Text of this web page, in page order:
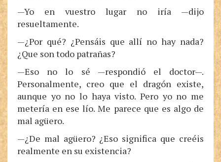
—Yo en vuestro lugar no iría —dijo
resueltamente.
—¿Por qué? ¿Pensáis que allí no hay nada?
¿Que son todo patrañas?
—Eso no lo sé —respondió el doctor—.
Personalmente, creo que el dragón existe,
aunque yo no lo haya visto. Pero yo no me
metería en ese lío. Me parece que es algo de
mal agüero.
—¿De mal agüero? ¿Eso significa que creéis
realmente en su existencia?